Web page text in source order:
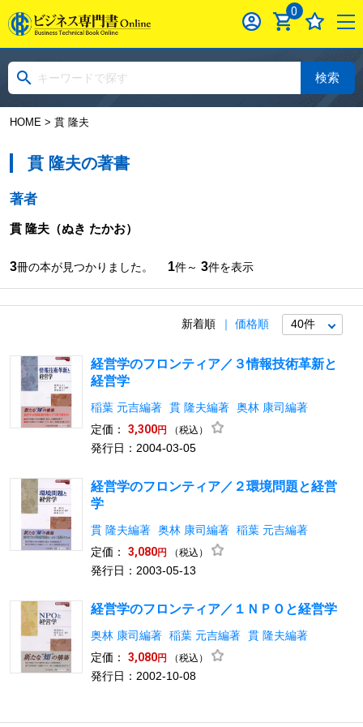
0
検索
HOME> 貫 隆夫
貫 隆夫の著書
著者
貫 隆夫（ぬき たかお）
3冊の本が見つかりました。 1件～ 3件を表示
新着順 価格順
経営学のフロンティア／３情報技術革新と
経営学
稲葉 元吉編著 貫 隆夫編著 奥林 康司編著
定価：
3,300円 （税込）
発行日：2004-03-05
経営学のフロンティア／２環境問題と経営
学
貫 隆夫編著 奥林 康司編著 稲葉 元吉編著
定価：
3,080円 （税込）
発行日：2003-05-13
経営学のフロンティア／１ＮＰＯと経営学
奥林 康司編著 稲葉 元吉編著 貫 隆夫編著
定価：
3,080円 （税込）
発行日：2002-10-08